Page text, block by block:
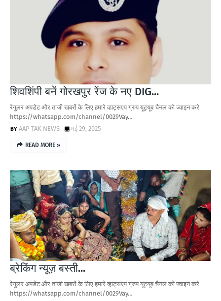
शिवशिंपी बनें गोरखपुर रेंज के नए DIG...
रेगुलर अपडेट और ताजी खबरों के लिए हमारे व्हाट्सएप ग्रुप यूट्यूब चैनल को ज्वाइन करे
https://whatsapp.com/channel/0029Vay…
AAP TAK NEWS
मई 29, 2025
READ MORE »
ब्रेकिंग न्यूज़ बस्ती...
रेगुलर अपडेट और ताजी खबरों के लिए हमारे व्हाट्सएप ग्रुप यूट्यूब चैनल को ज्वाइन करे
https://whatsapp.com/channel/0029Vay…